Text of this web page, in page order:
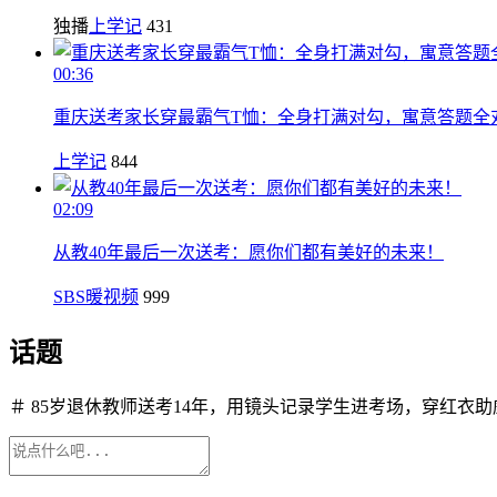
独播 上学记 431
00:36
重庆送考家长穿最霸气T恤：全身打满对勾，寓意答题全
上学记 844
02:09
从教40年最后一次送考：愿你们都有美好的未来！
SBS暖视频 999
话题
＃ 85岁退休教师送考14年，用镜头记录学生进考场，穿红衣助